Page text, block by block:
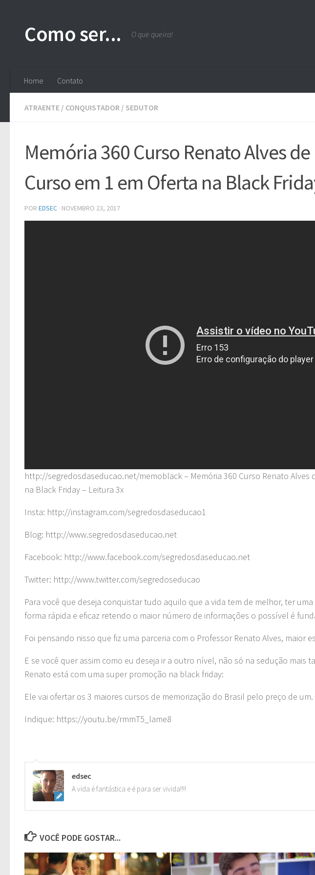
Como ser... O que queira!
Home Contato
ATRAENTE / CONQUISTADOR / SEDUTOR
Memória 360 Curso Renato Alves
Curso em 1 em Oferta na Black
POR EDSEC · NOVEMBRO 23, 2017
http://segredosdaseducao.net/memoblack – Memória 360 Curso Renato Alves
na Black Friday – Leitura 3x
Insta: http://instagram.com/segredosdaseducao1
Blog: http://www.segredosdaseducao.net
Facebook: http://www.facebook.com/segredosdaseducao.net
Twitter: http://www.twitter.com/segredoseducao
Para você que deseja conquistar tudo aquilo que a vida tem de melhor, ter
forma rápida e eficaz retendo o maior número de informações o possível é
Foi pensando nisso que fiz uma parceria com o Professor Renato Alves, maior
E se você quer assim como eu deseja ir a outro nível, não só na sedução mais
Renato está com uma super promoção na black friday:
Ele vai ofertar os 3 maiores cursos de memorização do Brasil pelo preço de
Indique: https://youtu.be/rmmT5_lame8
edsec
A vida é fantástica e é para ser vivida!!!!
VOCÊ PODE GOSTAR...